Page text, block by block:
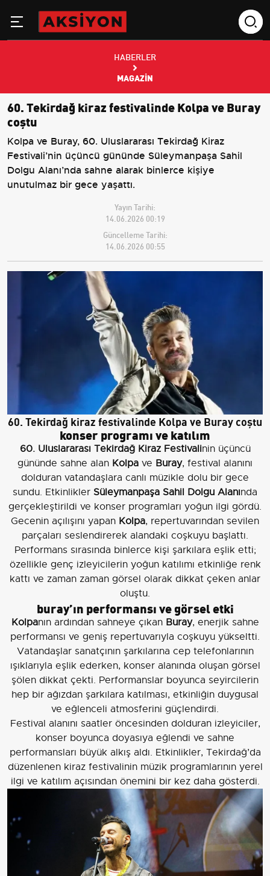
HABERLER
MAGAZIN
60. Tekirdağ kiraz festivalinde Kolpa ve Buray
coştu
Kolpa ve Buray, 60. Uluslararası Tekirdağ Kiraz
Festivali’nin üçüncü gününde Süleymanpaşa Sahil
Dolgu Alanı’nda sahne alarak binlerce kişiye
unutulmaz bir gece yaşattı.
Yayın Tarihi:
14.06.2026 00:19
Güncelleme Tarihi:
14.06.2026 00:55
60. Tekirdağ kiraz festivalinde Kolpa ve Buray coştu
konser programı ve katılım
60. Uluslararası Tekirdağ Kiraz Festivalinin üçüncü
gününde sahne alan Kolpa ve Buray, festival alanını
dolduran vatandaşlara canlı müzikle dolu bir gece
sundu. Etkinlikler Süleymanpaşa Sahil Dolgu Alanında
gerçekleştirildi ve konser programları yoğun ilgi gördü.
Gecenin açılışını yapan Kolpa, repertuvarından sevilen
parçaları seslendirerek alandaki coşkuyu başlattı.
Performans sırasında binlerce kişi şarkılara eşlik etti;
özellikle genç izleyicilerin yoğun katılımı etkinliğe renk
kattı ve zaman zaman görsel olarak dikkat çeken anlar
oluştu.
buray’ın performansı ve görsel etki
Kolpanın ardından sahneye çıkan Buray, enerjik sahne
performansı ve geniş repertuvarıyla coşkuyu yükseltti.
Vatandaşlar sanatçının şarkılarına cep telefonlarının
ışıklarıyla eşlik ederken, konser alanında oluşan görsel
şölen dikkat çekti. Performanslar boyunca seyircilerin
hep bir ağızdan şarkılara katılması, etkinliğin duygusal
ve eğlenceli atmosferini güçlendirdi.
Festival alanını saatler öncesinden dolduran izleyiciler,
konser boyunca doyasıya eğlendi ve sahne
performansları büyük alkış aldı. Etkinlikler, Tekirdağ’da
düzenlenen kiraz festivalinin müzik programlarının yerel
ilgi ve katılım açısından önemini bir kez daha gösterdi.